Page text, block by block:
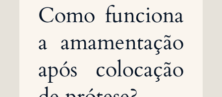
Como funciona
a amamentação
após colocação